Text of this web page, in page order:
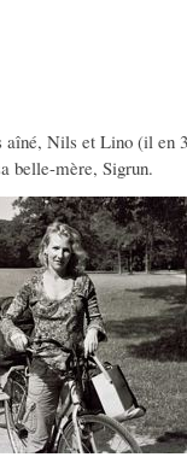
aîné, Nils et Lino (il en
belle-mère, Sigrun.